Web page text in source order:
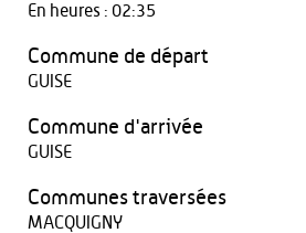
En heures : 02:35
Commune de départ
GUISE
Commune d'arrivée
GUISE
Communes traversées
MACQUIGNY